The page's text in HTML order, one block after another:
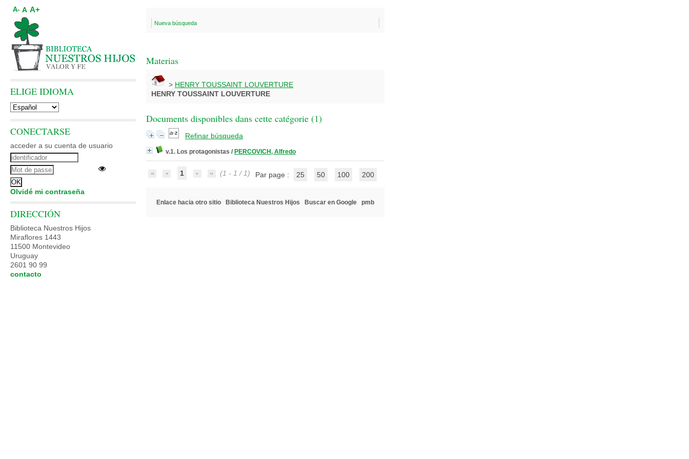
Nueva búsqueda
Materias
> HENRY TOUSSAINT LOUVERTURE
HENRY TOUSSAINT LOUVERTURE
Documents disponibles dans cette catégorie (1)
Refinar búsqueda
v.1. Los protagonistas / PERCOVICH, Alfredo
1 (1 - 1 / 1) Par page : 25 50 100 200
Enlace hacia otro sitio Biblioteca Nuestros Hijos Buscar en Google pmb
A- A A+
ELIGE IDIOMA
CONECTARSE
acceder a su cuenta de usuario
Olvidé mi contraseña
DIRECCIÓN
Biblioteca Nuestros Hijos
Miraflores 1443
11500 Montevideo
Uruguay
2601 90 99
contacto